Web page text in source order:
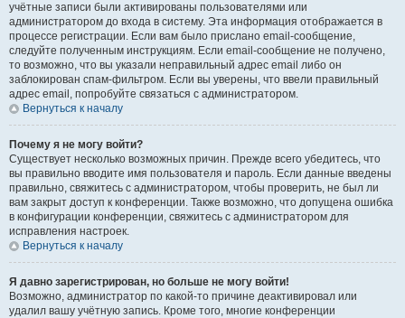
учётные записи были активированы пользователями или
администратором до входа в систему. Эта информация отображается в
процессе регистрации. Если вам было прислано email-сообщение,
следуйте полученным инструкциям. Если email-сообщение не получено,
то возможно, что вы указали неправильный адрес email либо он
заблокирован спам-фильтром. Если вы уверены, что ввели правильный
адрес email, попробуйте связаться с администратором.
Вернуться к началу
Почему я не могу войти?
Существует несколько возможных причин. Прежде всего убедитесь, что
вы правильно вводите имя пользователя и пароль. Если данные введены
правильно, свяжитесь с администратором, чтобы проверить, не был ли
вам закрыт доступ к конференции. Также возможно, что допущена ошибка
в конфигурации конференции, свяжитесь с администратором для
исправления настроек.
Вернуться к началу
Я давно зарегистрирован, но больше не могу войти!
Возможно, администратор по какой-то причине деактивировал или
удалил вашу учётную запись. Кроме того, многие конференции